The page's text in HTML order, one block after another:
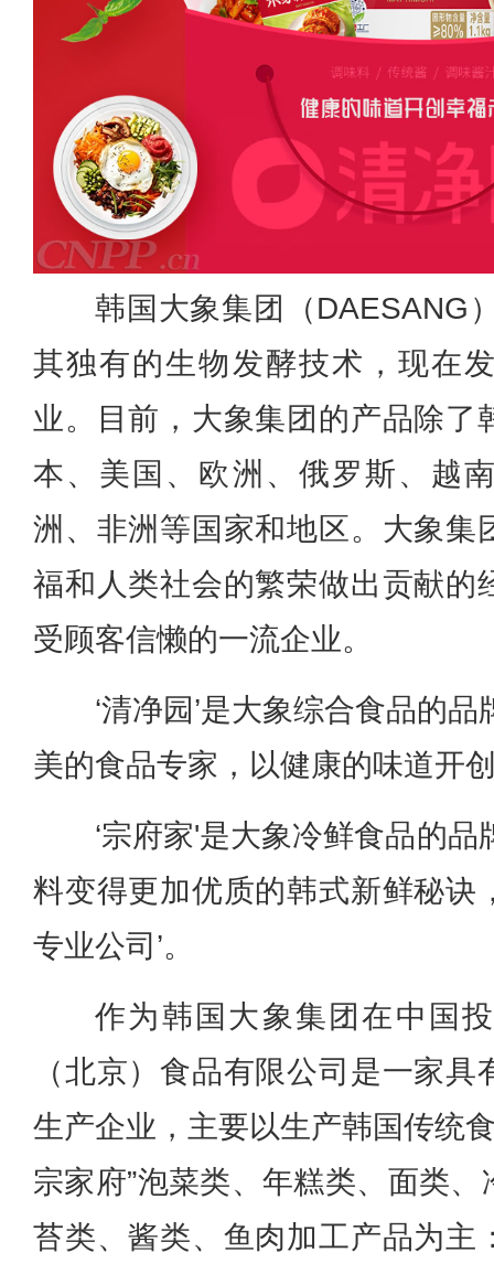
韩国大象集团（DAESANG
其独有的生物发酵技术，现在
业。目前，大象集团的产品除了
本、美国、欧洲、俄罗斯、越
洲、非洲等国家和地区。大象集
福和人类社会的繁荣做出贡献的
受顾客信懒的一流企业。
‘清净园’是大象综合食品的
美的食品专家，以健康的味道开
‘宗府家'是大象冷鲜食品的品
料变得更加优质的韩式新鲜秘诀
专业公司’。
作为韩国大象集团在中国
（北京）食品有限公司是一家
生产企业，主要以生产韩国传统
宗家府”泡菜类、年糕类、面类
苔类、酱类、鱼肉加工产品为主